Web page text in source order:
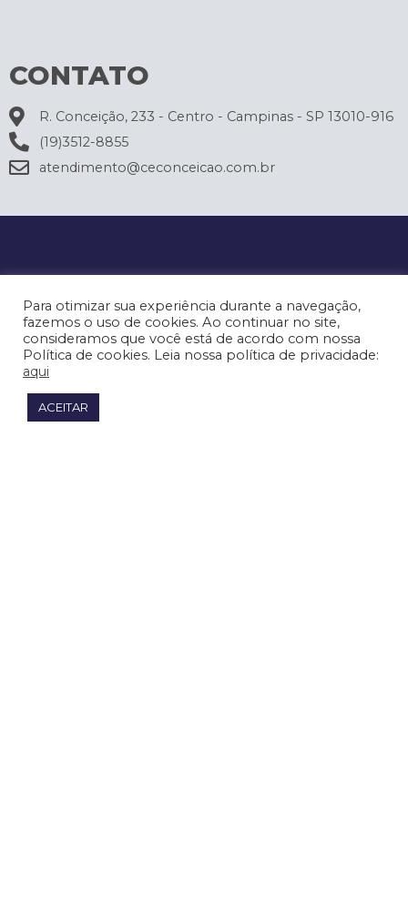
CONTATO
R. Conceição, 233 - Centro - Campinas - SP 13010-916
(19)3512-8855
atendimento@ceconceicao.com.br
Para otimizar sua experiência durante a navegação,
fazemos o uso de cookies. Ao continuar no site,
consideramos que você está de acordo com nossa
Política de cookies. Leia nossa política de privacidade:
aqui
ACEITAR